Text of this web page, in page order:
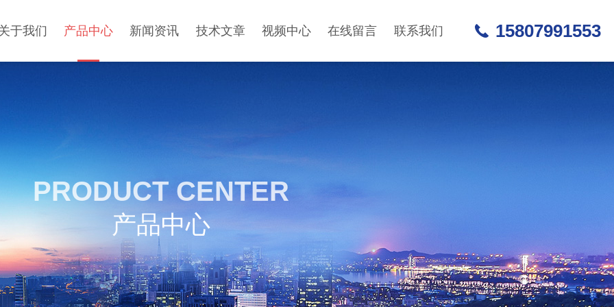
于我们 产品中心 新闻资讯 技术文章 视频中心 在线留言 联系我们 15807991553
PRODUCT CENTER
产品中心